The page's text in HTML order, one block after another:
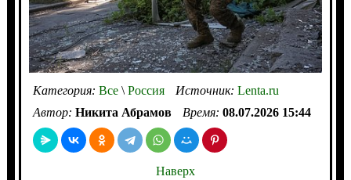
Категория: Все\Россия Источник: Lenta.ru
Автор: Никита Абрамов Время: 08.07.2026 15:44
Наверх